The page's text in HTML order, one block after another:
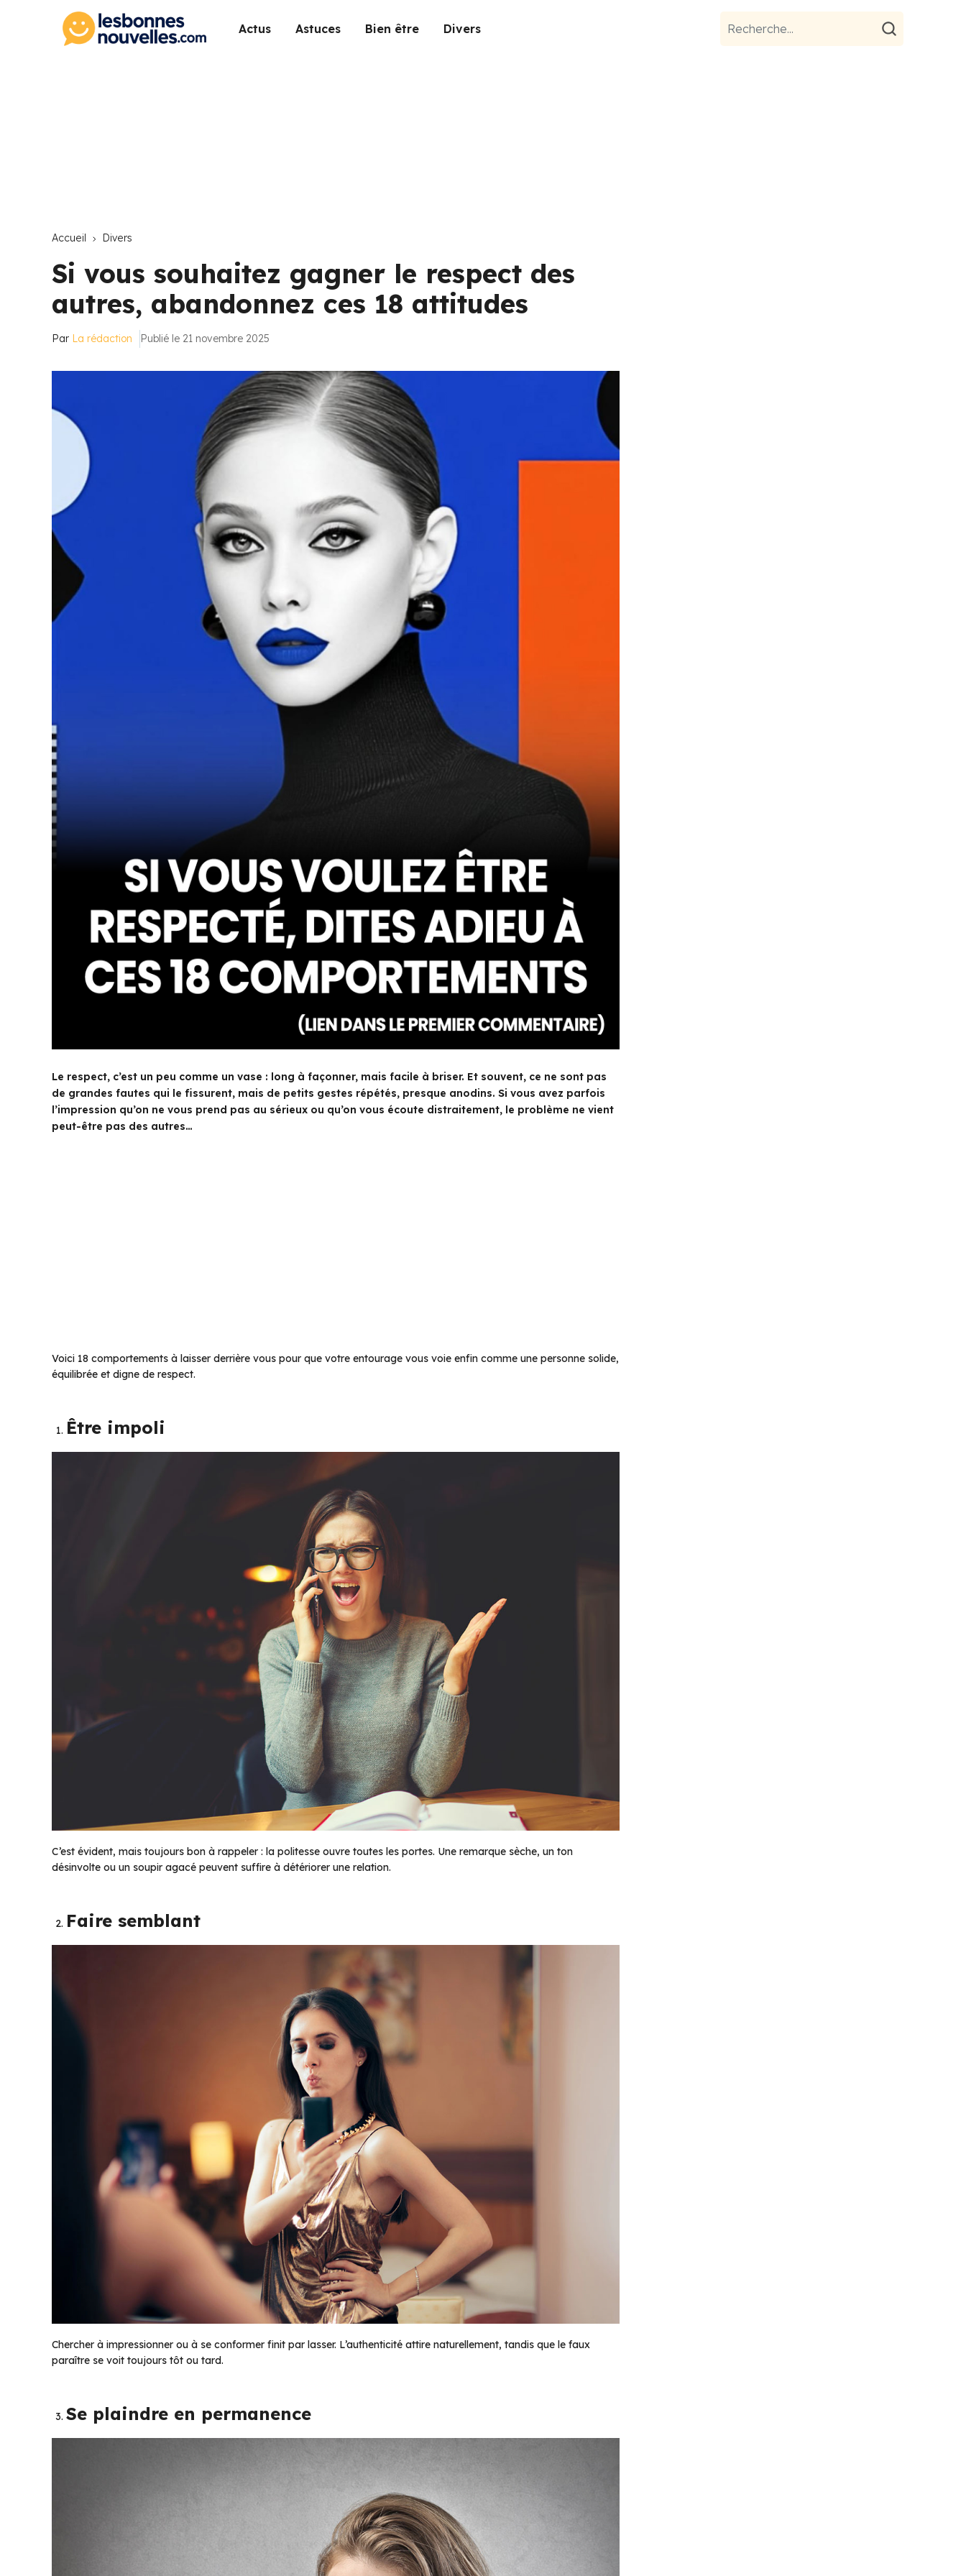
Actus Astuces Bien être Divers
Accueil Divers
Si vous souhaitez gagner le respect des
autres, abandonnez ces 18 attitudes
Par La rédaction Publié le 21 novembre 2025
Le respect, c’est un peu comme un vase : long à façonner, mais facile à briser. Et souvent, ce ne sont pas
de grandes fautes qui le fissurent, mais de petits gestes répétés, presque anodins. Si vous avez parfois
l’impression qu’on ne vous prend pas au sérieux ou qu’on vous écoute distraitement, le problème ne vient
peut-être pas des autres…
Voici 18 comportements à laisser derrière vous pour que votre entourage vous voie enfin comme une personne solide,
équilibrée et digne de respect.
Être impoli
C’est évident, mais toujours bon à rappeler : la politesse ouvre toutes les portes. Une remarque sèche, un ton
désinvolte ou un soupir agacé peuvent suffire à détériorer une relation.
Faire semblant
Chercher à impressionner ou à se conformer finit par lasser. L’authenticité attire naturellement, tandis que le faux
paraître se voit toujours tôt ou tard.
Se plaindre en permanence